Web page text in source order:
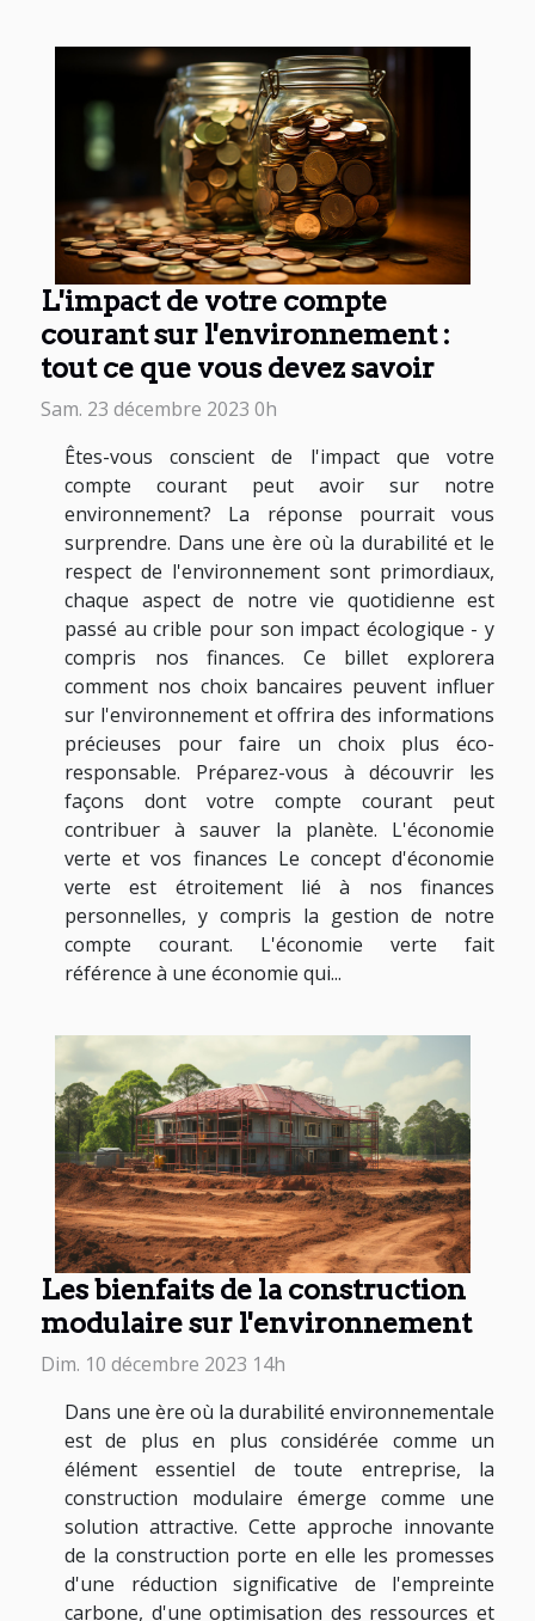
L'impact de votre compte
courant sur l'environnement :
tout ce que vous devez savoir
Sam. 23 décembre 2023 0h
Êtes-vous conscient de l'impact que votre
compte courant peut avoir sur notre
environnement? La réponse pourrait vous
surprendre. Dans une ère où la durabilité et le
respect de l'environnement sont primordiaux,
chaque aspect de notre vie quotidienne est
passé au crible pour son impact écologique - y
compris nos finances. Ce billet explorera
comment nos choix bancaires peuvent influer
sur l'environnement et offrira des informations
précieuses pour faire un choix plus éco-
responsable. Préparez-vous à découvrir les
façons dont votre compte courant peut
contribuer à sauver la planète. L'économie
verte et vos finances Le concept d'économie
verte est étroitement lié à nos finances
personnelles, y compris la gestion de notre
compte courant. L'économie verte fait
référence à une économie qui...
Les bienfaits de la construction
modulaire sur l'environnement
Dim. 10 décembre 2023 14h
Dans une ère où la durabilité environnementale
est de plus en plus considérée comme un
élément essentiel de toute entreprise, la
construction modulaire émerge comme une
solution attractive. Cette approche innovante
de la construction porte en elle les promesses
d'une réduction significative de l'empreinte
carbone, d'une optimisation des ressources et